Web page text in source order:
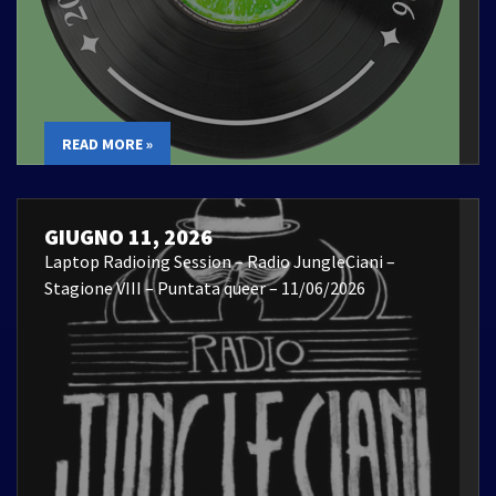
READ MORE »
GIUGNO 11, 2026
Laptop Radioing Session – Radio JungleCiani –
Stagione VIII – Puntata queer – 11/06/2026